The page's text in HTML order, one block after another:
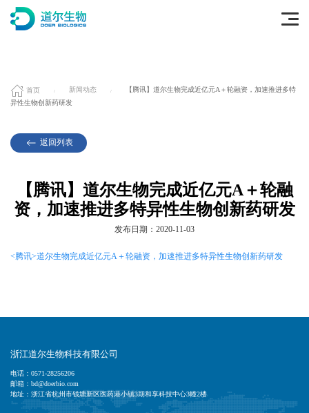
首页 新闻动态
【腾讯】道尔生物完成近亿元A＋轮融资，加速推进多特
异性生物创新药研发
返回列表
【腾讯】道尔生物完成近亿元A＋轮融
资，加速推进多特异性生物创新药研发
发布日期：2020-11-03
<腾讯>道尔生物完成近亿元A＋轮融资，加速推进多特异性生物创新药研发
浙江道尔生物科技有限公司
电话：0571-28256206
邮箱：bd@doerbio.com
地址：浙江省杭州市钱塘新区医药港小镇3期和享科技中心3幢2楼